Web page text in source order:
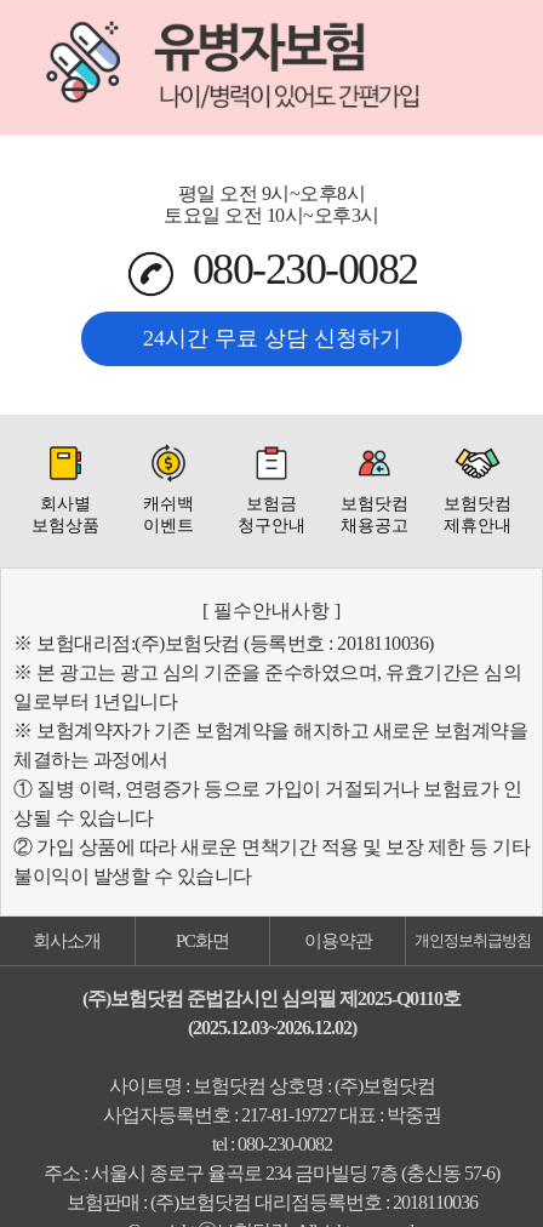
평일 오전 9시~오후8시
토요일 오전 10시~오후3시
080-230-0082
24시간 무료 상담 신청하기
회사별
보험상품
캐쉬백
이벤트
보험금
청구안내
보험닷컴
채용공고
보험닷컴
제휴안내
[ 필수안내사항 ]
※ 보험대리점:(주)보험닷컴 (등록번호 : 2018110036)
※ 본 광고는 광고 심의 기준을 준수하였으며, 유효기간은 심의
일로부터 1년입니다
※ 보험계약자가 기존 보험계약을 해지하고 새로운 보험계약을
체결하는 과정에서
① 질병 이력, 연령증가 등으로 가입이 거절되거나 보험료가 인
상될 수 있습니다
② 가입 상품에 따라 새로운 면책기간 적용 및 보장 제한 등 기타
불이익이 발생할 수 있습니다
회사소개 PC화면 이용약관 개인정보취급방침
(주)보험닷컴 준법감시인 심의필 제2025-Q0110호
(2025.12.03~2026.12.02)
사이트명 : 보험닷컴 상호명 : (주)보험닷컴
사업자등록번호 : 217-81-19727 대표 : 박중권
tel : 080-230-0082
주소 : 서울시 종로구 율곡로 234 금마빌딩 7층 (충신동 57-6)
보험판매 : (주)보험닷컴 대리점등록번호 : 2018110036